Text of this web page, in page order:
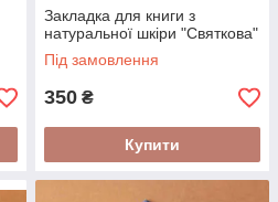
Закладка для книги з
натуральної шкіри "Святкова"
Під замовлення
350 ₴
Купити